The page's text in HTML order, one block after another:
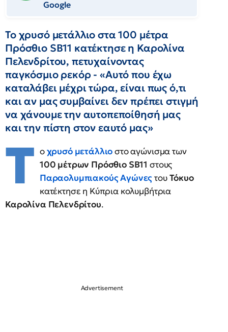
Google
Το χρυσό μετάλλιο στα 100 μέτρα
Πρόσθιο SB11 κατέκτησε η Καρολίνα
Πελενδρίτου, πετυχαίνοντας
παγκόσμιο ρεκόρ - «Αυτό που έχω
καταλάβει μέχρι τώρα, είναι πως ό,τι
και αν μας συμβαίνει δεν πρέπει στιγμή
να χάνουμε την αυτοπεποίθησή μας
και την πίστη στον εαυτό μας»
Τ οχρυσό μετάλλιοστο αγώνισμα των
100 μέτρων Πρόσθιο SB11 στους
Παραολυμπιακούς ΑγώνεςτουΤόκυο
κατέκτησε η Κύπρια κολυμβήτρια
Καρολίνα Πελενδρίτου.